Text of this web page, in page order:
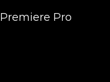
Premiere Pro